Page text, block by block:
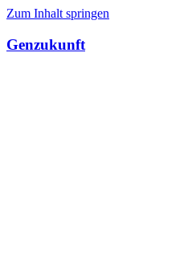
Zum Inhalt springen
Genzukunft